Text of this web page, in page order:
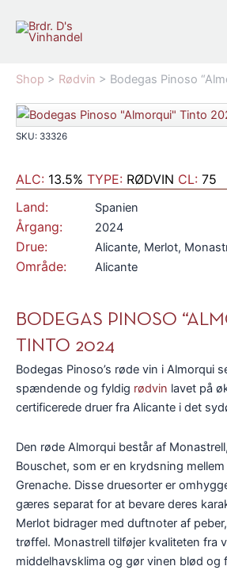
Shop > Rødvin > Bodegas Pinoso
SKU: 33326
ALC: 13.5% TYPE: RØDVIN CL: 75
Land:
Spanien
Årgang: 2024
Drue: Alicante, Merlot,
Område: Alicante
BODEGAS PINOSO
TINTO 2024
Bodegas Pinoso’s røde vin i Almorqui
spændende og fyldig rødvin lavet på
certificerede druer fra Alicante i det
Den røde Almorqui består af
Bouschet, som er en krydsning
Grenache. Disse druesorter er
gæres separat for at bevare deres
Merlot bidrager med duftnoter af
trøffel. Monastrell tilføjer kvaliteten fra
middelhavsklima og gør vinen blød og